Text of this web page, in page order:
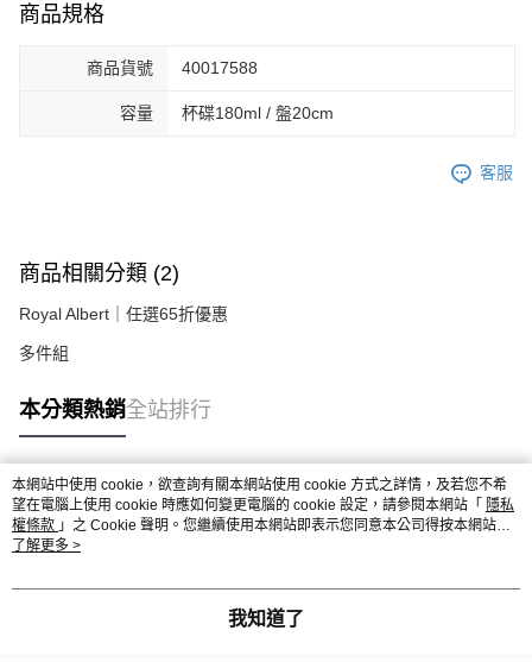
商品規格
商品貨號 40017588
容量 杯碟180ml / 盤20cm
客服
商品相關分類 (2)
Royal Albert｜任選65折優惠
多件組
本分類熱銷全站排行
熱門標籤
本網站中使用 cookie，欲查詢有關本網站使用 cookie 方式之詳情，及若您不希
望在電腦上使用 cookie 時應如何變更電腦的 cookie 設定，請參閱本網站「 隱私
權條款 」之 Cookie 聲明。您繼續使用本網站即表示您同意本公司得按本網站使
用條款之 Cookie 聲明使用 cookie。
了解更多 >
我知道了